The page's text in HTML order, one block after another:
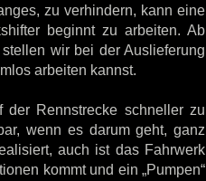
zu verhindern, kann eine
beginnt zu arbeiten. Ab
wir bei der Auslieferung
arbeiten kannst.
Rennstrecke schneller zu
wenn es darum geht, ganz
auch ist das Fahrwerk
kommt und ein „Pumpen“